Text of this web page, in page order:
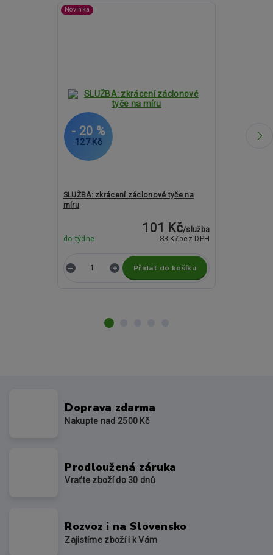
Novinka
127 Kč
- 20 %
SLUŽBA: zkrácení záclonové tyče na
míru
101 Kč/služba
83 Kč bez DPH
do týdne
Přidat do košíku
1 483 Kč
- 27 %
Doprava zdarma
Nakupte nad 2500 Kč
Prodloužená záruka
Vraťte zboží do 30 dnů
Rozvoz i na Slovensko
Zajistíme zboží i k Vám